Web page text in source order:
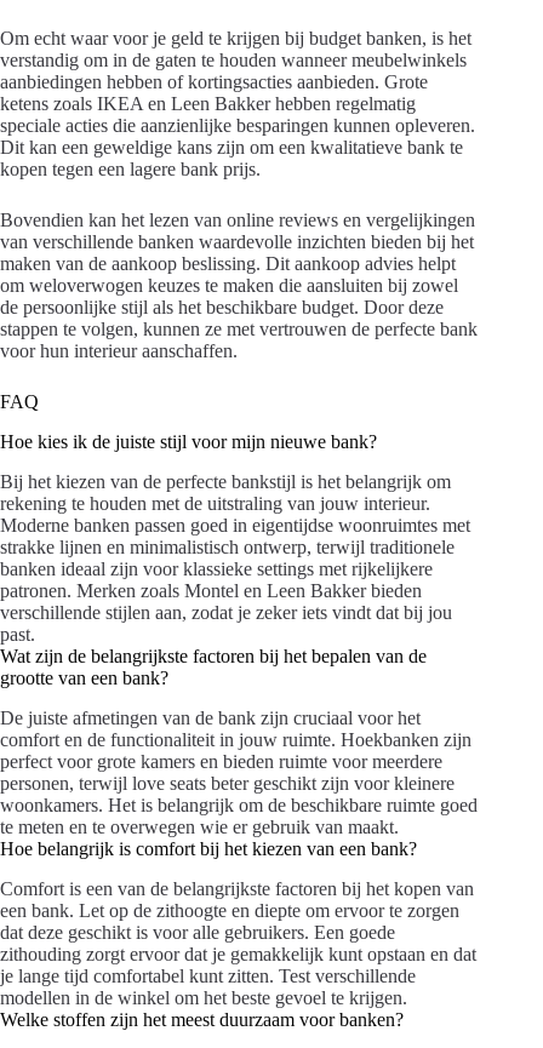
Om echt waar voor je geld te krijgen bij budget banken, is het
verstandig om in de gaten te houden wanneer meubelwinkels
aanbiedingen hebben of kortingsacties aanbieden. Grote
ketens zoals IKEA en Leen Bakker hebben regelmatig
speciale acties die aanzienlijke besparingen kunnen opleveren.
Dit kan een geweldige kans zijn om een kwalitatieve bank te
kopen tegen een lagere bank prijs.
Bovendien kan het lezen van online reviews en vergelijkingen
van verschillende banken waardevolle inzichten bieden bij het
maken van de aankoop beslissing. Dit aankoop advies helpt
om weloverwogen keuzes te maken die aansluiten bij zowel
de persoonlijke stijl als het beschikbare budget. Door deze
stappen te volgen, kunnen ze met vertrouwen de perfecte bank
voor hun interieur aanschaffen.
FAQ
Hoe kies ik de juiste stijl voor mijn nieuwe bank?
Bij het kiezen van de perfecte bankstijl is het belangrijk om
rekening te houden met de uitstraling van jouw interieur.
Moderne banken passen goed in eigentijdse woonruimtes met
strakke lijnen en minimalistisch ontwerp, terwijl traditionele
banken ideaal zijn voor klassieke settings met rijkelijkere
patronen. Merken zoals Montel en Leen Bakker bieden
verschillende stijlen aan, zodat je zeker iets vindt dat bij jou
past.
Wat zijn de belangrijkste factoren bij het bepalen van de
grootte van een bank?
De juiste afmetingen van de bank zijn cruciaal voor het
comfort en de functionaliteit in jouw ruimte. Hoekbanken zijn
perfect voor grote kamers en bieden ruimte voor meerdere
personen, terwijl love seats beter geschikt zijn voor kleinere
woonkamers. Het is belangrijk om de beschikbare ruimte goed
te meten en te overwegen wie er gebruik van maakt.
Hoe belangrijk is comfort bij het kiezen van een bank?
Comfort is een van de belangrijkste factoren bij het kopen van
een bank. Let op de zithoogte en diepte om ervoor te zorgen
dat deze geschikt is voor alle gebruikers. Een goede
zithouding zorgt ervoor dat je gemakkelijk kunt opstaan en dat
je lange tijd comfortabel kunt zitten. Test verschillende
modellen in de winkel om het beste gevoel te krijgen.
Welke stoffen zijn het meest duurzaam voor banken?